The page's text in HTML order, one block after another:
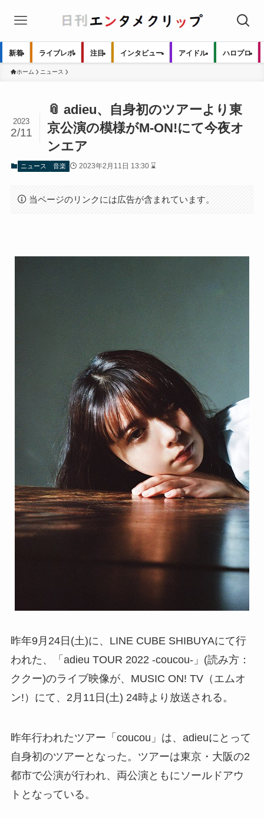
新着 ライブレポ 注目 インタビュー アイドル ハロプロ
ホーム ニュース
📎 adieu、自身初のツアーより東
京公演の模様がM-ON!にて今夜オ
ンエア
2023
2/11
ニュース 音楽 2023年2月11日 13:30 ⌛
当ページのリンクには広告が含まれています。
昨年9月24日(土)に、LINE CUBE SHIBUYAにて行
われた、「adieu TOUR 2022 -coucou-」(読み方：
ククー)のライブ映像が、MUSIC ON! TV（エムオ
ン!）にて、2月11日(土) 24時より放送される。
昨年行われたツアー「coucou」は、adieuにとって
自身初のツアーとなった。ツアーは東京・大阪の2
都市で公演が行われ、両公演ともにソールドアウ
トとなっている。